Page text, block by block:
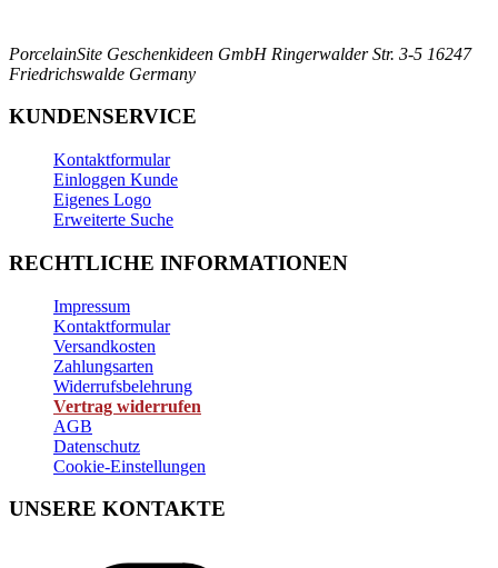
PorcelainSite Geschenkideen GmbH Ringerwalder Str. 3-5 16247
Friedrichswalde Germany
KUNDENSERVICE
Kontaktformular
Einloggen Kunde
Eigenes Logo
Erweiterte Suche
RECHTLICHE INFORMATIONEN
Impressum
Kontaktformular
Versandkosten
Zahlungsarten
Widerrufsbelehrung
Vertrag widerrufen
AGB
Datenschutz
Cookie-Einstellungen
UNSERE KONTAKTE